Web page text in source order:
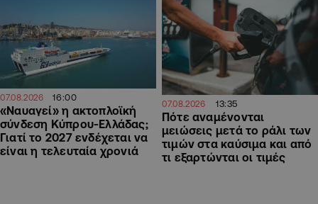
07.08.2026 16:00
«Ναυαγεί» η ακτοπλοϊκή
σύνδεση Κύπρου-Ελλάδας;
Γιατί το 2027 ενδέχεται να
είναι η τελευταία χρονιά
07.08.2026 13:35
Πότε αναμένονται
μειώσεις μετά το ράλι των
τιμών στα καύσιμα και από
τι εξαρτώνται οι τιμές